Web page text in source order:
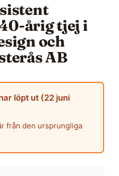
årig tjej i
och
AB
löpt ut (22 juni
från den ursprungliga